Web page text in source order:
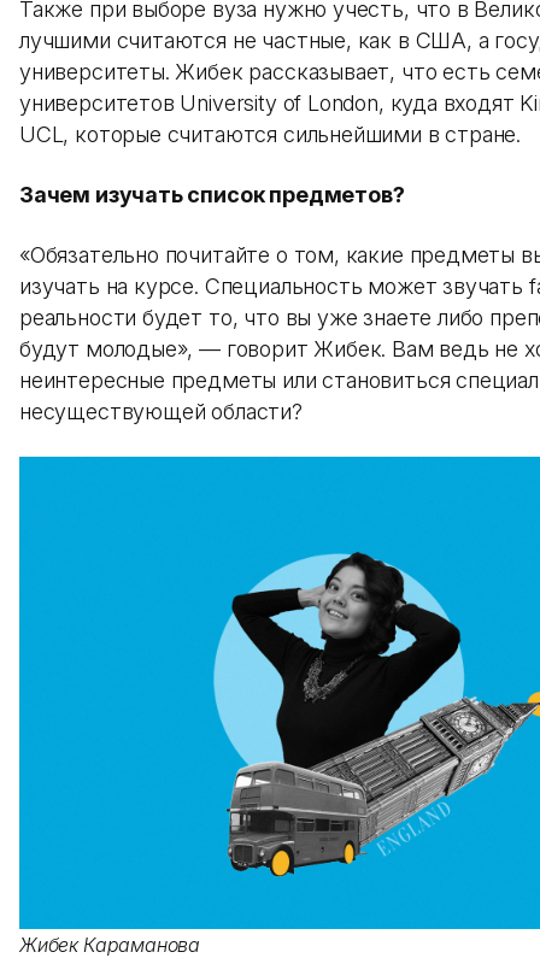
Также при выборе вуза нужно учесть, что в
лучшими считаются не частные, как в США, а
университеты. Жибек рассказывает, что есть
университетов University of London, куда входят
UCL, которые считаются сильнейшими в стране.
Зачем изучать список предметов?
«Обязательно почитайте о том, какие предметы
изучать на курсе. Специальность может звучать
реальности будет то, что вы уже знаете либо
будут молодые», — говорит Жибек. Вам ведь не
неинтересные предметы или становиться
несуществующей области?
Жибек Караманова